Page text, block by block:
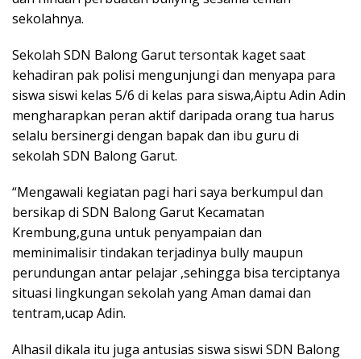
sekolahnya.
Sekolah SDN Balong Garut tersontak kaget saat
kehadiran pak polisi mengunjungi dan menyapa para
siswa siswi kelas 5/6 di kelas para siswa,Aiptu Adin Adin
mengharapkan peran aktif daripada orang tua harus
selalu bersinergi dengan bapak dan ibu guru di
sekolah SDN Balong Garut.
“Mengawali kegiatan pagi hari saya berkumpul dan
bersikap di SDN Balong Garut Kecamatan
Krembung,guna untuk penyampaian dan
meminimalisir tindakan terjadinya bully maupun
perundungan antar pelajar ,sehingga bisa terciptanya
situasi lingkungan sekolah yang Aman damai dan
tentram,ucap Adin.
Alhasil dikala itu juga antusias siswa siswi SDN Balong